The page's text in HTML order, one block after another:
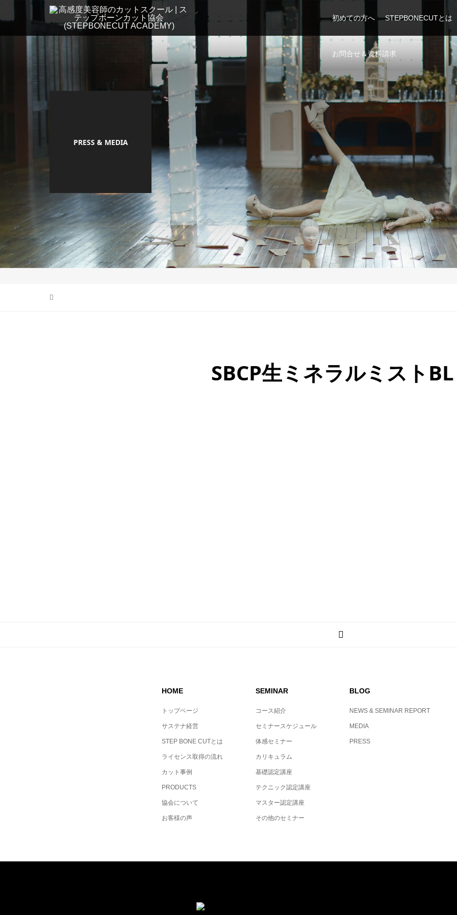
初めての方へ STEPBONECUTとは
お問合せ＆資料請求
PRESS & MEDIA
SBCP生ミネラルミスト
HOME
トップページ
サステナ経営
STEP BONE CUTとは
ライセンス取得の流れ
カット事例
PRODUCTS
協会について
お客様の声
SEMINAR
コース紹介
セミナースケジュール
体感セミナー
カリキュラム
基礎認定講座
テクニック認定講座
マスター認定講座
その他のセミナー
BLOG
NEWS & SEMINAR REPORT
MEDIA
PRESS